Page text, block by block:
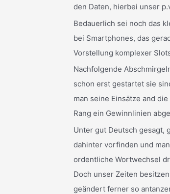
den Daten, hierbei unser
Bedauerlich sei noch das
bei Smartphones, das
Vorstellung komplexer
Nachfolgende
schon erst gestartet sie
man seine Einsätze and
Rang ein Gewinnlinien
Unter gut Deutsch gesagt,
dahinter vorfinden und
ordentliche Wortwechsel
Doch unser Zeiten
geändert ferner so